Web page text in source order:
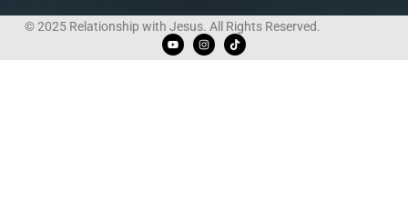
© 2025 Relationship with Jesus. All Rights Reserved.